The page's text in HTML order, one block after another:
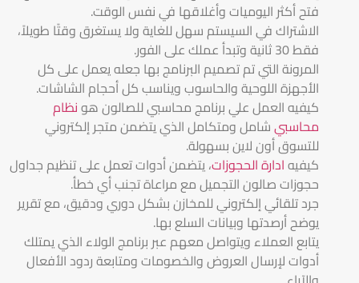
فتح أكثر اليوميات وأغلاقها في نفس الوقت.
الاشتراك في السيستم سهل للغاية ولا يستغرق وقتًا طويلاً،
فقط 30 ثانية وتبدأ عملك على الفور.
المرونة التي تم تصميم البرنامج بها جعله يعمل على كل
الأجهزة اللوحية والحاسوب ويناسب كل أحجام الشاشات.
كيفيه العمل علي برنامج محاسبي للصالون هونظام
محاسبيشامل ومتكامل الذي يتضمن متجر إلكتروني
للتسوق أون لاين بسهولة.
كيفيهادارة الحجوزات، يتضمن أدوات تعمل على تنظيم جداول
حجوزات صالون التجميل مع مراعاة تجنب أي خطأ.
جرد تلقائي إلكتروني للمخازن بشكل دوري ودقيق، مع تقرير
يوضح أرصدتها وبيانات السلع بها.
يتابع العملاء ويتواصل معهم عبر برنامج الولاء الذي يمتلك
أدوات لإرسال العروض والخصومات ومتابعة ردود الأفعال